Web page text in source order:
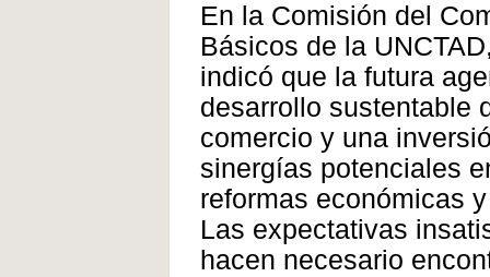
En la Comisión del
Básicos de la
indicó que la futura
desarrollo sustentable
comercio y una
sinergías potenciales
reformas económicas
Las expectativas
hacen necesario